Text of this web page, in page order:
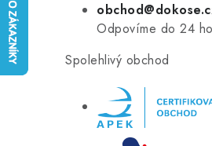
Odpovíme do 24
Spolehlivý obchod